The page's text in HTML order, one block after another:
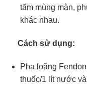
tẩm mùng màn,
khác nhau.
Cách sử dụng:
Pha loãng
thuốc/1 lít nước